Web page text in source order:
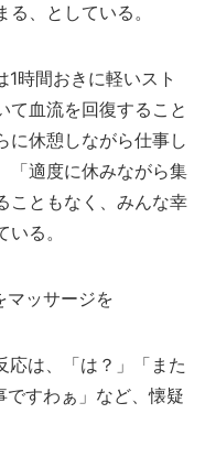
、としている。
時間おきに軽いスト
て血流を回復すること
に休憩しながら仕事し
「適度に休みながら集
こともなく、みんな幸
る。
マッサージを
は、「は？」「また
すわぁ」など、懐疑